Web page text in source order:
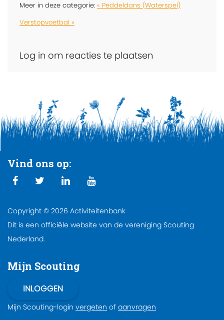
Meer in deze categorie: « Peddeldans (Waterspel)
Verstopvoetbal »
Log in om reacties te plaatsen
Vind ons op:
Copyright © 2026 Activiteitenbank
Dit is een officiële website van de vereniging Scouting
Nederland.
Mijn Scouting
Mijn Scouting-login vergeten of aanvragen